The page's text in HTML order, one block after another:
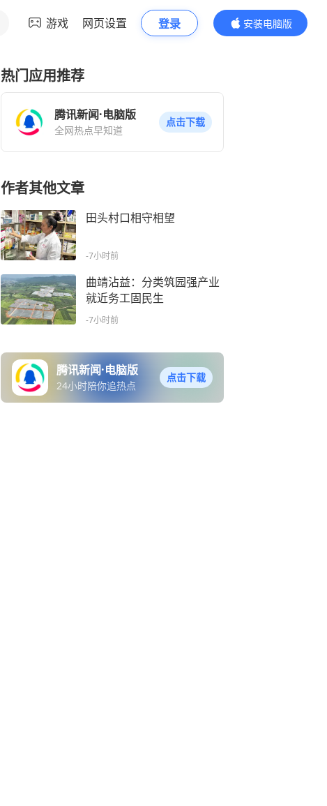
游戏 网页设置 登录
安装电脑版
内容更精彩
热门应用推荐
腾讯新闻·电脑版
全网热点早知道
点击下载
作者其他文章
田头村口相守相望
-7小时前
曲靖沾益：分类筑园强产业
就近务工固民生
-7小时前
腾讯新闻·电脑版
24小时陪你追热点
点击下载